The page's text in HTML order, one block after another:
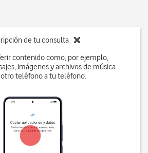
de tu consulta
contenido como, por ejemplo,
imágenes y archivos de música
teléfono a tu teléfono.